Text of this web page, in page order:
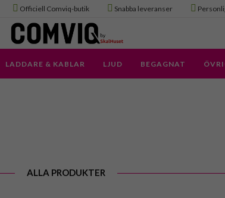
Officiell Comviq-butik Snabba leveranser
LADDARE & KABLAR LJUD BEGAGNAT
ALLA PRODUKTER